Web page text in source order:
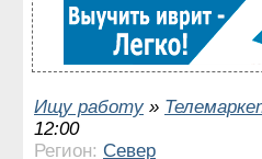
Ищу работу »
12:00
Регион: Север